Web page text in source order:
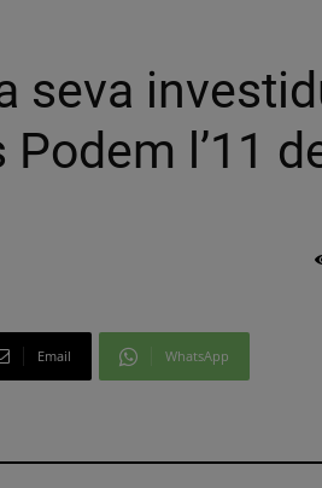
seva
l’11
Email WhatsApp